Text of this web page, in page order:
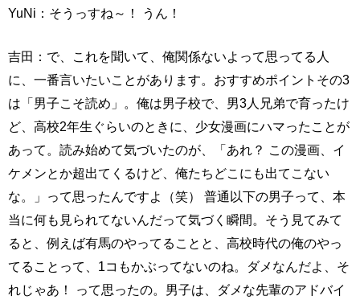
YuNi：そうっすね～！ うん！
吉田：で、これを聞いて、俺関係ないよって思ってる人
に、一番言いたいことがあります。おすすめポイントその3
は「男子こそ読め」。俺は男子校で、男3人兄弟で育ったけ
ど、高校2年生ぐらいのときに、少女漫画にハマったことが
あって。読み始めて気づいたのが、「あれ？ この漫画、イ
ケメンとか超出てくるけど、俺たちどこにも出てこない
な。」って思ったんですよ（笑） 普通以下の男子って、本
当に何も見られてないんだって気づく瞬間。そう見てみて
ると、例えば有馬のやってることと、高校時代の俺のやっ
てることって、1コもかぶってないのね。ダメなんだよ、そ
れじゃあ！ って思ったの。男子は、ダメな先輩のアドバイ